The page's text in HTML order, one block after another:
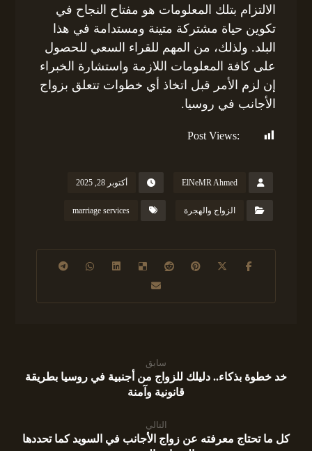
الالتزام بتلك المعلومات هو مفتاح النجاح في
تكوين حياة مشتركة متينة ومستدامة في هذا
البلد. ولذلك، من المهم للقراء السعي للحصول
على كافة المعلومات اللازمة واستشارة الخبراء
إن لزم الأمر قبل اتخاذ أي خطوات تتعلق بزواج
الأجانب في روسيا.
Post Views:
ElNeMR Ahmed أكتوبر 28, 2025
الزواج والهجرة marriage services
سابق
خد خطوة بذكاء.. دليلك للزواج من أجنبية في روسيا بطريقة
قانونية وآمنة
التالي
كل ما تحتاج معرفته عن زواج الأجانب في السويد كما تحددها